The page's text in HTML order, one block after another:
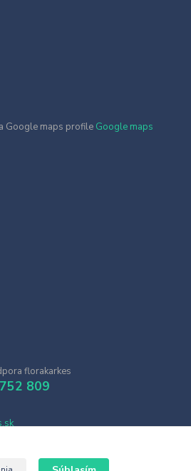
Google maps profile Google maps
florakarkes
809